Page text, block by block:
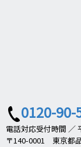
0120-90-
電話対応受付時間 ／
〒140-0001 東京都